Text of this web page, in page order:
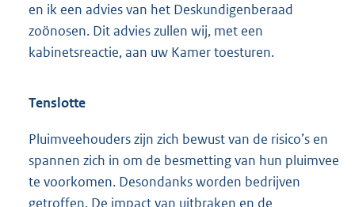
en ik een advies van het Deskundigenberaad
zoönosen. Dit advies zullen wij, met een
kabinetsreactie, aan uw Kamer toesturen.
Tenslotte
Pluimveehouders zijn zich bewust van de risico’s en
spannen zich in om de besmetting van hun pluimvee
te voorkomen. Desondanks worden bedrijven
getroffen. De impact van uitbraken en de